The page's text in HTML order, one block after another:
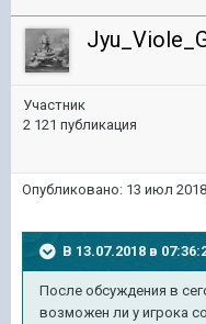
Участник
2 121 публикация
Опубликовано: 13 июл
В 13.07.2018 в
После обсуждения в
возможен ли у игрока